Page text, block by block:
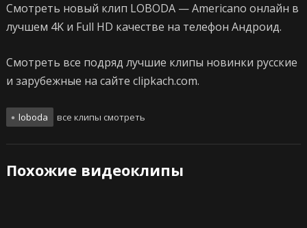
Смотреть новый клип LOBODA — Americano онлайн в
лучшем 4K и Full HD качестве на телефон Андроид.
Смотреть все подряд лучшие клипы новинки русские
и зарубежные на сайте clipkach.com.
loboda все клипы смотреть
Похожие видеоклипы